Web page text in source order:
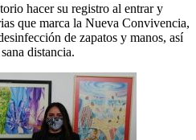
hacer su registro al entrar y
que marca la Nueva Convivencia,
de zapatos y manos, así
distancia.